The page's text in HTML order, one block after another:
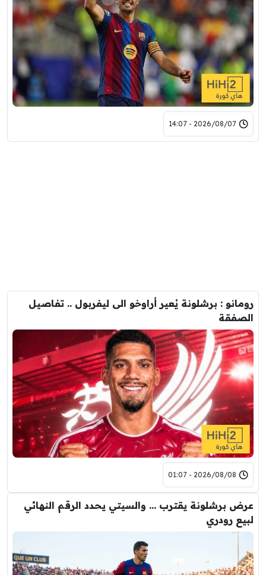
2026/08/07 - 14:07
رومانو : برشلونة يُعير أراوخو الى ليفربول .. تفاصيل
الصفقة
2026/08/08 - 01:07
عرض برشلونة يقترب … والسيتي يحدد الرقم النهائي
لبيع رودري